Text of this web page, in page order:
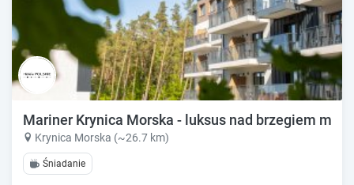
Mariner Krynica Morska - luksus nad brzegiem
Krynica Morska (~26.7 km)
Śniadanie